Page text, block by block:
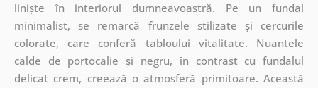
liniște în interiorul dumneavoastră. Pe un fundal
minimalist, se remarcă frunzele stilizate și cercurile
colorate, care conferă tabloului vitalitate. Nuantele
calde de portocalie și negru, în contrast cu fundalul
delicat crem, creează o atmosferă primitoare. Această